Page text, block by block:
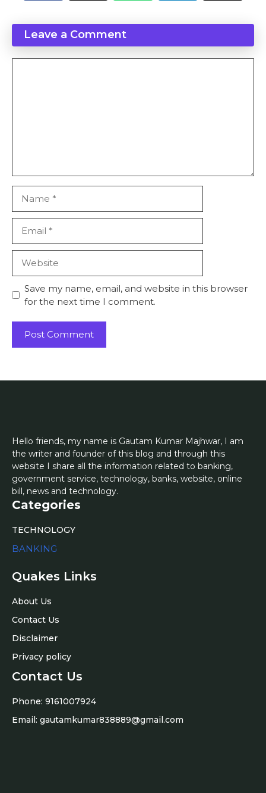
Leave a Comment
Save my name, email, and website in this browser
for the next time I comment.
Hello friends, my name is Gautam Kumar Majhwar, I am
the writer and founder of this blog and through this
website I share all the information related to banking,
government service, technology, banks, website, online
bill, news and technology.
Categories
TECHNOLOGY
BANKING
Quakes Links
About Us
Contact Us
Disclaimer
Privacy policy
Contact Us
Phone: 9161007924
Email: gautamkumar838889@gmail.com